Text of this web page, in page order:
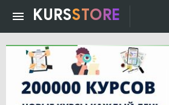
KURSSTORE